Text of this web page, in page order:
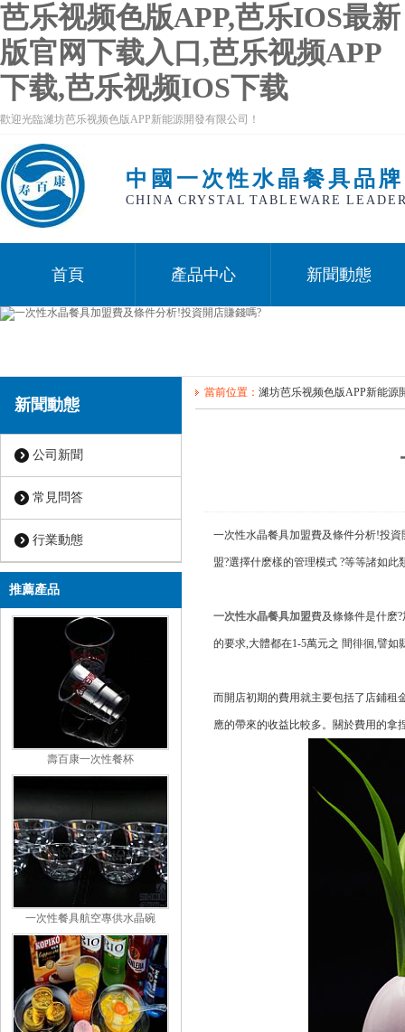
芭乐视频色版APP,芭乐IOS最新
版官网下载入口,芭乐视频APP
下载,芭乐视频IOS下载
歡迎光臨濰坊芭乐视频色版APP新能源開發有限公司！
中國一次性水晶餐具品牌
CHINA CRYSTAL TABLEWARE
首頁 產品中心 新聞動態
新聞動態
公司新聞
常見問答
行業動態
推薦產品
壽百康一次性餐杯
一次性餐具航空專供水晶碗
當前位置： 濰坊芭乐视频色版APP新能源
一次性水晶餐具加盟費及條件分析!投
盟?選擇什麽樣的管理模式 ?等等諸如
一次性水晶餐具加盟費及條條件是什麽
的要求,大體都在1-5萬元之 間徘徊,譬如縣城
而開店初期的費用就主要包括了店鋪租金,
應的帶來的收益比較多。關於費用的拿